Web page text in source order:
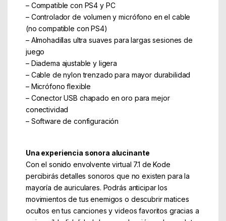
– Compatible con PS4 y PC
– Controlador de volumen y micrófono en el cable
(no compatible con PS4)
– Almohadillas ultra suaves para largas sesiones de
juego
– Diadema ajustable y ligera
– Cable de nylon trenzado para mayor durabilidad
– Micrófono flexible
– Conector USB chapado en oro para mejor
conectividad
– Software de configuración
Una experiencia sonora alucinante
Con el sonido envolvente virtual 7.1 de Kode
percibirás detalles sonoros que no existen para la
mayoría de auriculares. Podrás anticipar los
movimientos de tus enemigos o descubrir matices
ocultos en tus canciones y videos favoritos gracias a